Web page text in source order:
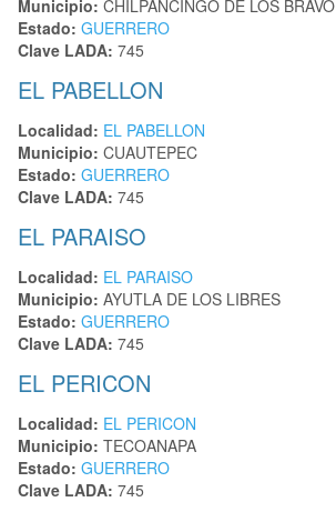
Municipio: CHILPANCINGO DE LOS BRAVO
Estado: GUERRERO
Clave LADA: 745
EL PABELLON
Localidad: EL PABELLON
Municipio: CUAUTEPEC
Estado: GUERRERO
Clave LADA: 745
EL PARAISO
Localidad: EL PARAISO
Municipio: AYUTLA DE LOS LIBRES
Estado: GUERRERO
Clave LADA: 745
EL PERICON
Localidad: EL PERICON
Municipio: TECOANAPA
Estado: GUERRERO
Clave LADA: 745